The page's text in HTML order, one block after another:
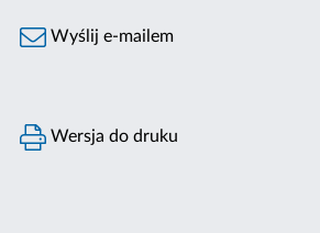
Wyślij e-mailem
Wersja do druku